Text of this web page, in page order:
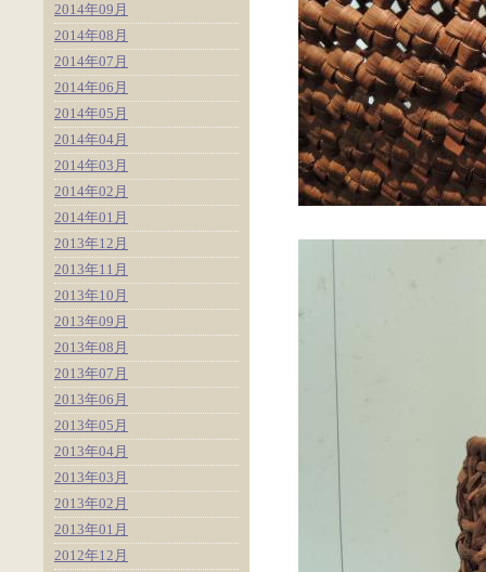
2014年09月
2014年08月
2014年07月
2014年06月
2014年05月
2014年04月
2014年03月
2014年02月
2014年01月
2013年12月
2013年11月
2013年10月
2013年09月
2013年08月
2013年07月
2013年06月
2013年05月
2013年04月
2013年03月
2013年02月
2013年01月
2012年12月